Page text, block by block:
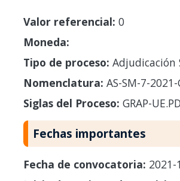
Valor referencial: 0
Moneda:
Tipo de proceso: Adjudicación
Nomenclatura: AS-SM-7-2021-
Siglas del Proceso: GRAP-
Fechas importantes
Fecha de convocatoria: 2021-